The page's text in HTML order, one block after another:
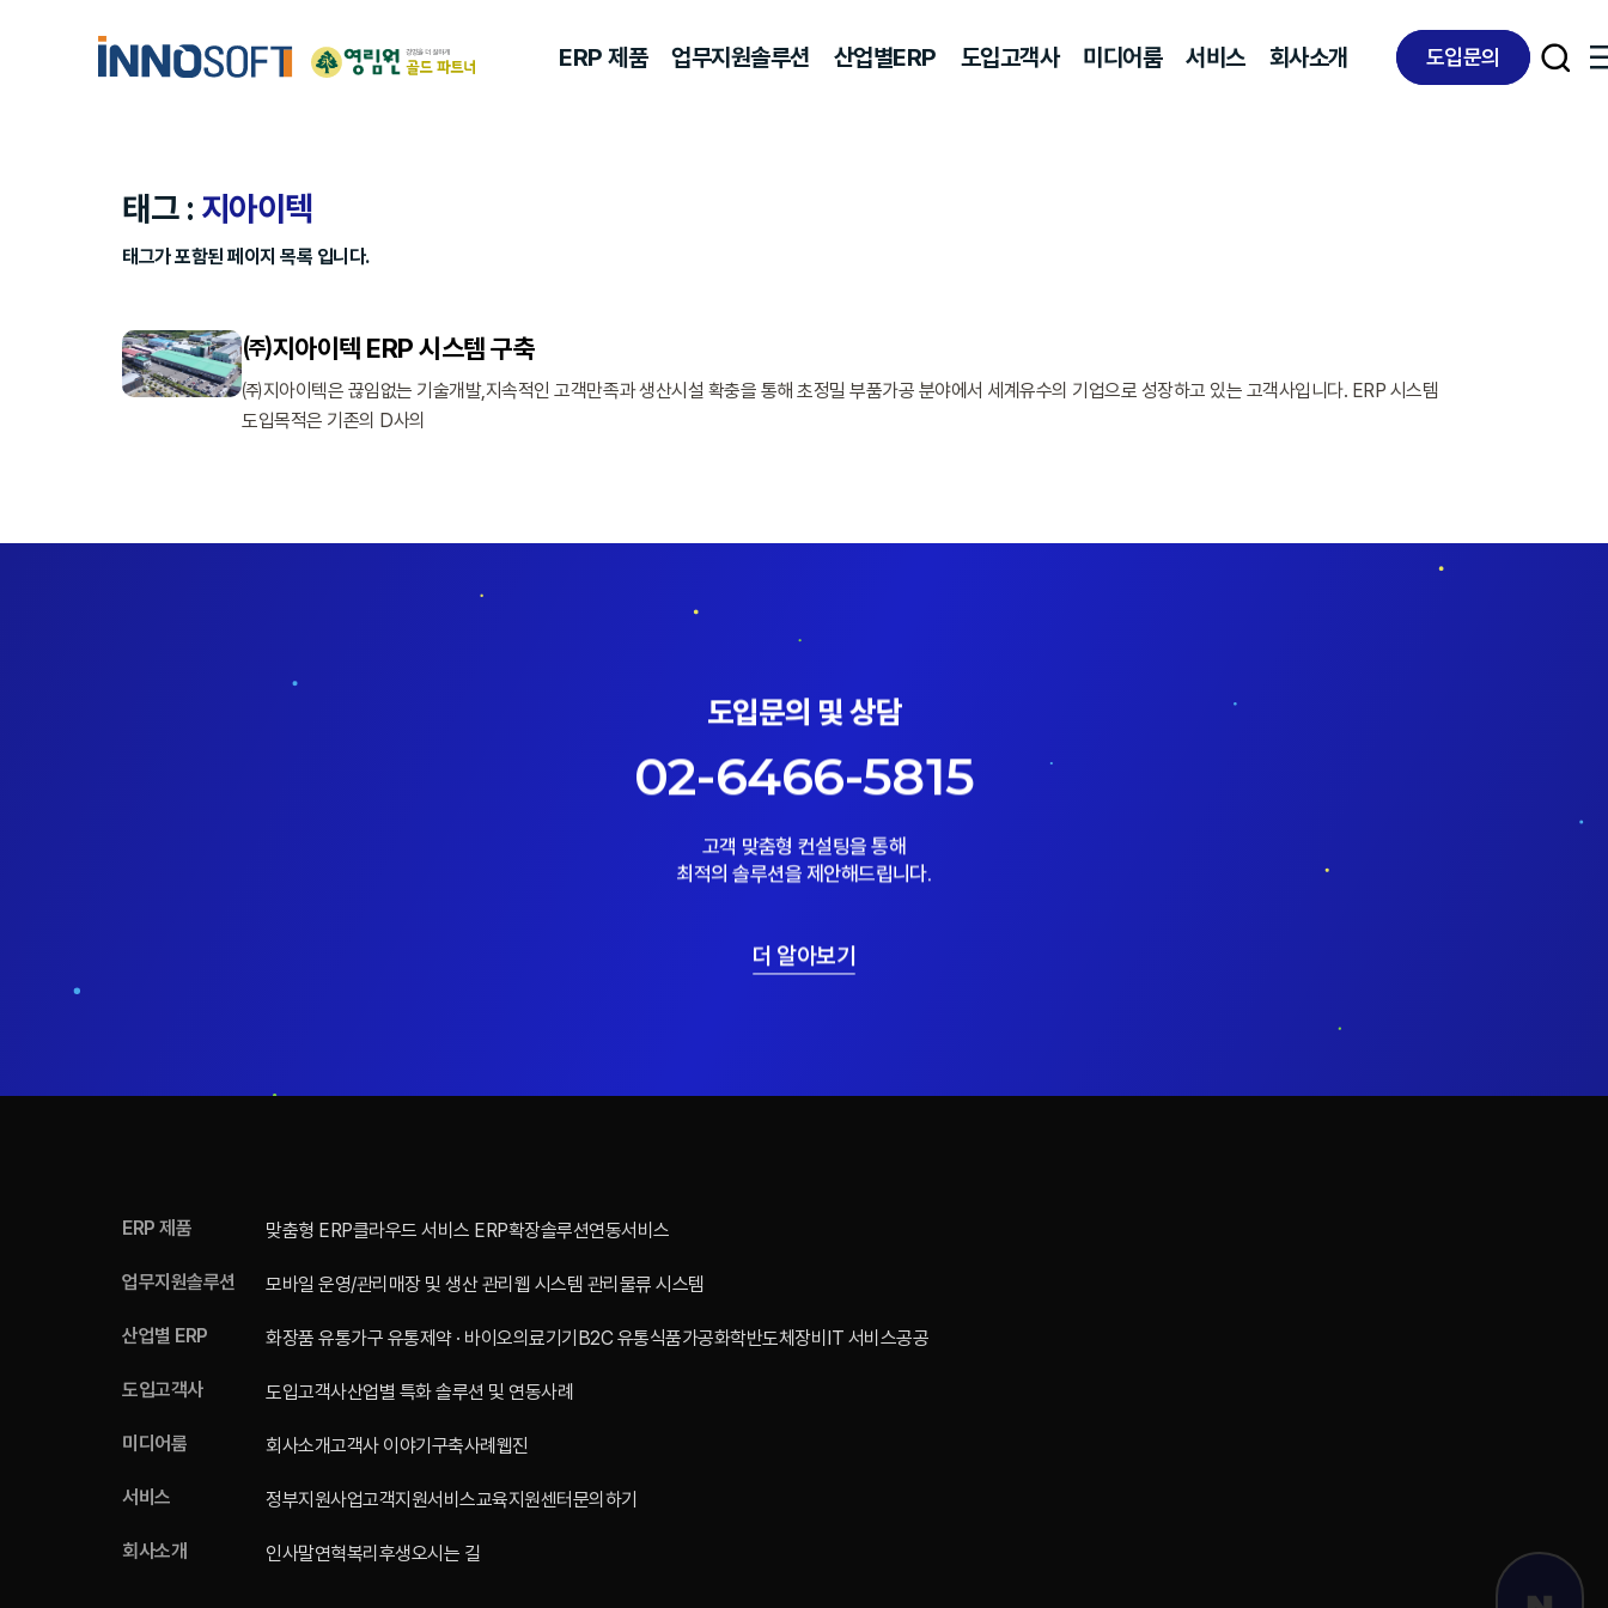
ERP 제품 업무지원솔루션 산업별ERP 도입고객사 미디어룸 서비스 회사소개 도입문의
태그 : 지아이텍
태그가 포함된 페이지 목록 입니다.
㈜지아이텍 ERP 시스템 구축
㈜지아이텍은 끊임없는 기술개발,지속적인 고객만족과 생산시설 확충을 통해 초정밀 부품가공 분야에서 세계유수의 기업으로 성장하고 있는 고객사입니다. ERP 시스템
도입목적은 기존의 D사의
도입문의 및 상담
02-6466-5815
고객 맞춤형 컨설팅을 통해
최적의 솔루션을 제안해드립니다.
더 알아보기
ERP 제품 맞춤형 ERP클라우드 서비스 ERP확장솔루션연동서비스
업무지원솔루션 모바일 운영/관리 매장 및 생산 관리 웹 시스템 관리 물류 시스템
산업별 ERP 화장품 유통가구 유통제약 · 바이오의료기기 B2C 유통식품가공화학반도체장비 IT 서비스공공
도입고객사 도입고객사산업별 특화 솔루션 및 연동사례
미디어룸 회사소개고객사 이야기 구축사례 웹진
서비스 정부지원사업고객지원서비스교육지원센터문의하기
회사소개 인사말연혁복리후생오시는 길